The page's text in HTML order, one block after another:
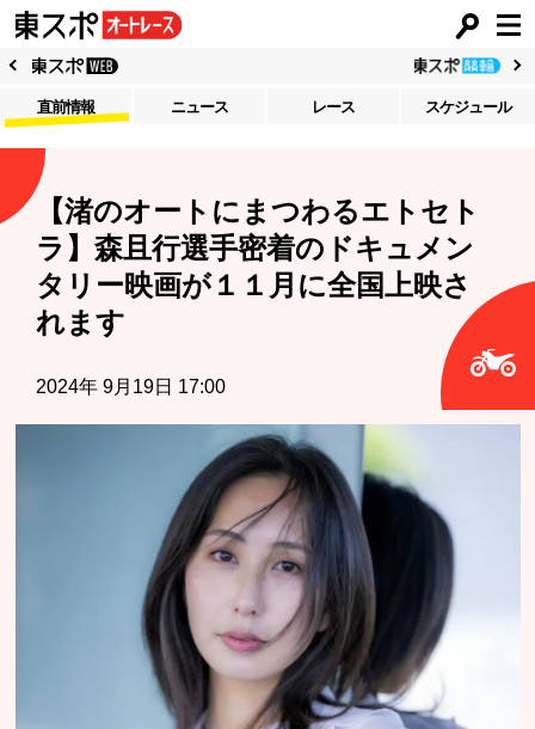
直前情報 ニュース レース スケジュール
【渚のオートにまつわるエトセト
ラ】森且行選手密着のドキュメン
タリー映画が１１月に全国上映さ
れます
2024年 9月19日 17:00